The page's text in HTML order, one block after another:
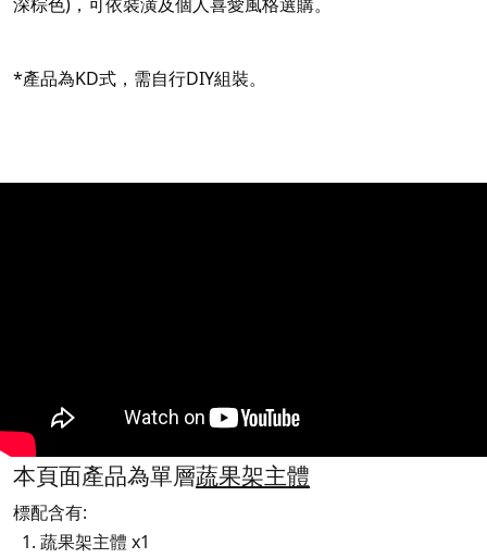
*產品為KD式，需自行DIY組裝。
本頁面產品為單層蔬果架主體
標配含有:
1. 蔬果架主體 x1